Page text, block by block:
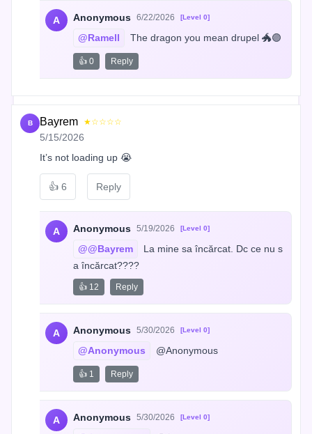
A Anonymous 6/22/2026 [Level 0]
@Ramell The dragon you mean drupel 🐲🟣
👍 0 Reply
B Bayrem ★☆☆☆☆
5/15/2026
It’s not loading up 😭
👍 6 Reply
A Anonymous 5/19/2026 [Level 0]
@@Bayrem
La mine sa încărcat. Dc ce nu s
a încărcat????
👍 12 Reply
A Anonymous 5/30/2026 [Level 0]
@Anonymous @Anonymous
👍 1 Reply
A Anonymous 5/30/2026 [Level 0]